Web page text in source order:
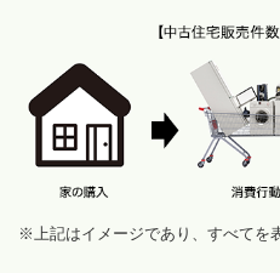
※上記はイメージであり、すべてを